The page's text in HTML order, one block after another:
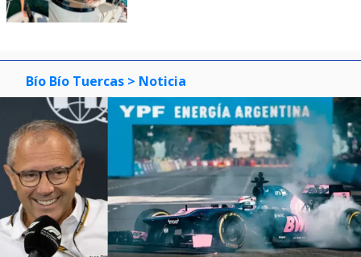
Bío Bío Tuercas > Noticia